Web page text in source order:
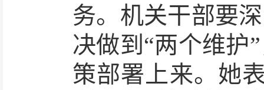
务。机关干部要
决做到“两个维护
策部署上来。 她